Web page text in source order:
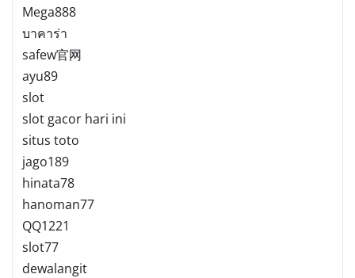
Mega888
บาคาร่า
safew官网
ayu89
slot
slot gacor hari ini
situs toto
jago189
hinata78
hanoman77
QQ1221
slot77
dewalangit